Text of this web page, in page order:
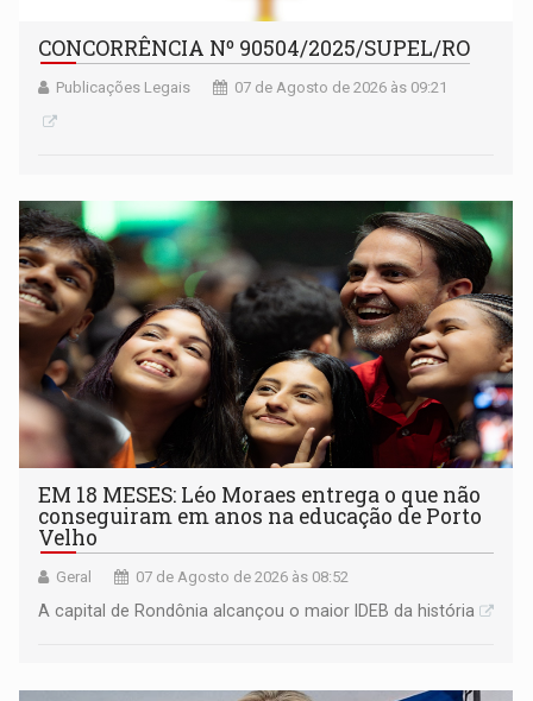
CONCORRÊNCIA Nº 90504/2025/SUPEL/RO
Publicações Legais 07 de Agosto de 2026 às 09:21
EM 18 MESES: Léo Moraes entrega o que não
conseguiram em anos na educação de Porto
Velho
Geral 07 de Agosto de 2026 às 08:52
A capital de Rondônia alcançou o maior IDEB da história